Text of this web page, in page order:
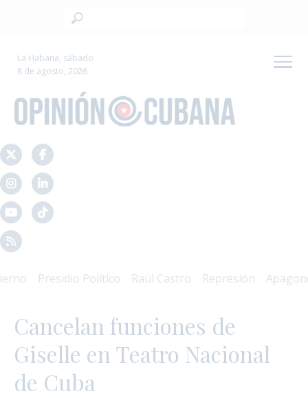
La Habana, sábado
8 de agosto, 2026
Presidio Político Raúl Castro Represión Apagones
Cancelan funciones de
Giselle en Teatro Nacional
de Cuba